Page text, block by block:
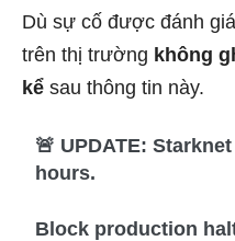
Dù sự cố được đánh
trên thị trường không
kể sau thông tin này.
🚨 UPDATE:
hours.
Block production